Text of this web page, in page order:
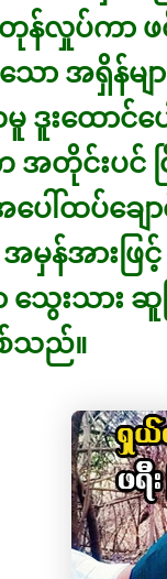
လှုပ်ကာ ဖင်
ော အရှိန်မ
ဒူးထောင်
အတိုင်းပင်
ေါ်ထပ်ချေ
မှန်အားဖြ
သွေးသား
သည်။